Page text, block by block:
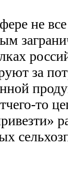
не
за
то